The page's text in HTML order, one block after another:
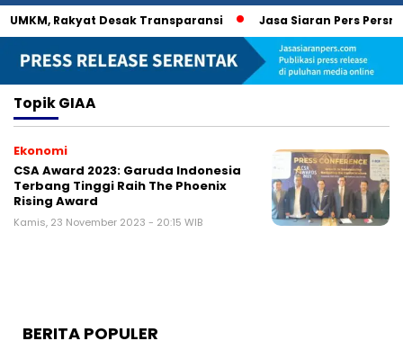
Rakyat Desak Transparansi Jasa Siaran Pers
TopikGIAA
Ekonomi
CSA Award 2023: Garuda Indonesia
Terbang Tinggi Raih The Phoenix
Rising Award
Kamis, 23 November 2023 - 20:15 WIB
BERITA POPULER